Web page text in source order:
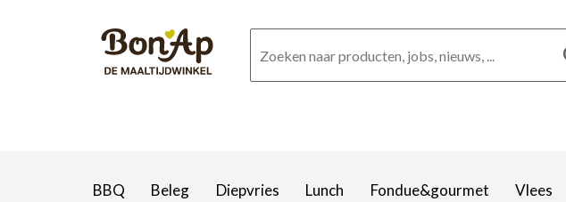
BBQ Beleg Diepvries Lunch Fondue&gourmet Vlees